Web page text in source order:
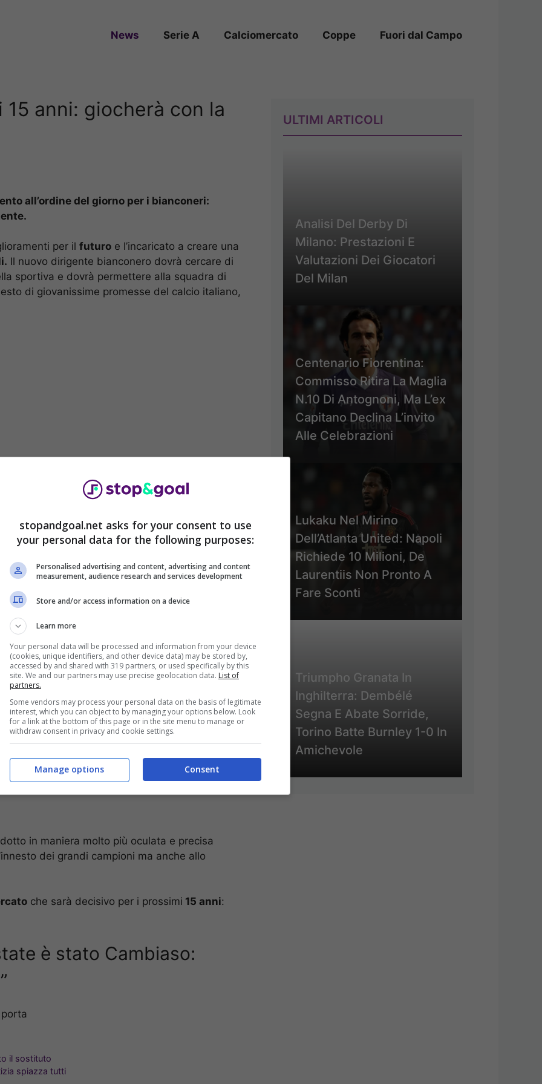
News Serie A Calciomercato Coppe Fuori dal Campo
anni: giocherà con la
all’ordine del giorno per i bianconeri:
per il futuro e l’incaricato a creare una
Il nuovo dirigente bianconero dovrà cercare di
sportiva e dovrà permettere alla squadra di
di giovanissime promesse del calcio italiano,
una rosa più italiana possibile, per tornare
calcio e dare la possibilità alla
colpo per i prossimi 15 anni
proprio in questa stagione di passaggio. L’assenza
di poter iniziare un nuovo percorso non
sviluppo dei giovani calciatori. La volontà della
i conti a bilancio per evitare di incappare
periodo.
in maniera molto più oculata e precisa
dei grandi campioni ma anche allo
che sarà decisivo per i prossimi 15 anni:
è stato Cambiaso:
il sostituto
spiazza tutti
ULTIMI ARTICOLI
Analisi Del Derby Di
Milano: Prestazioni E
Valutazioni Dei Giocatori
Del Milan
Centenario Fiorentina:
Commisso Ritira La Maglia
N.10 Di Antognoni, Ma L’ex
Capitano Declina L’invito
Alle Celebrazioni
Lukaku Nel Mirino
Dell’Atlanta United: Napoli
Richiede 10 Milioni, De
Laurentiis Non Pronto A
Fare Sconti
Triumpho Granata In
Inghilterra: Dembélé
Segna E Abate Sorride,
Torino Batte Burnley 1-0 In
Amichevole
stopandgoal.net asks for your consent to use
your personal data for the following purposes:
Personalised advertising and content, advertising and content
measurement, audience research and services development
Store and/or access information on a device
Learn more
Your personal data will be processed and information from your device
(cookies, unique identifiers, and other device data) may be stored by,
accessed by and shared with 319 partners, or used specifically by this
site. We and our partners may use precise geolocation data. List of
partners.
Some vendors may process your personal data on the basis of legitimate
interest, which you can object to by managing your options below. Look
for a link at the bottom of this page or in the site menu to manage or
withdraw consent in privacy and cookie settings.
Consent
Manage options